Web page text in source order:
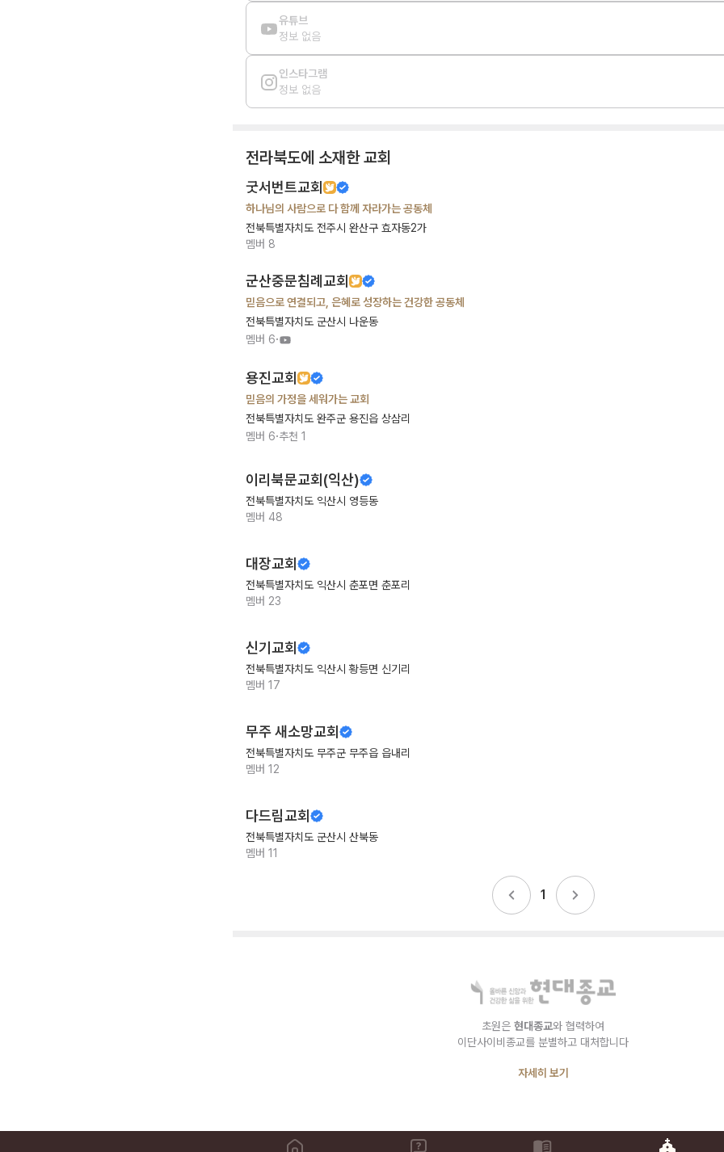
유튜브
정보 없음
인스타그램
정보 없음
전라북도에 소재한 교회
굿서번트교회
하나님의 사람으로 다 함께 자라가는 공동체
전북특별자치도 전주시 완산구 효자동2가
멤버 8
군산중문침례교회
믿음으로 연결되고, 은혜로 성장하는 건강한 공동체
전북특별자치도 군산시 나운동
멤버 6·
용진교회
믿음의 가정을 세워가는 교회
전북특별자치도 완주군 용진읍 상삼리
멤버 6·추천 1
이리북문교회(익산)
전북특별자치도 익산시 영등동
멤버 48
대장교회
전북특별자치도 익산시 춘포면 춘포리
멤버 23
신기교회
전북특별자치도 익산시 황등면 신기리
멤버 17
무주 새소망교회
전북특별자치도 무주군 무주읍 읍내리
멤버 12
다드림교회
전북특별자치도 군산시 산북동
멤버 11
1
초원은 현대종교와 협력하여
이단사이비종교를 분별하고 대처합니다
자세히 보기